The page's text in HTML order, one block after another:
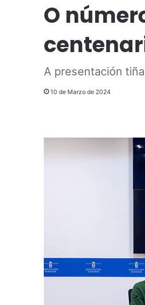
O
A presentación
10 de Marzo de 2024